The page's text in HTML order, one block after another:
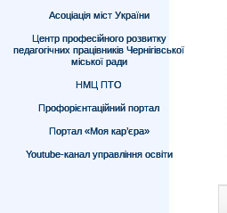
Асоціація міст України
Центр професійного розвитку
педагогічних працівників Чернігівської
міської ради
НМЦ ПТО
Профорієнтаційний портал
Портал «Моя кар’єра»
Youtube-канал управління освіти